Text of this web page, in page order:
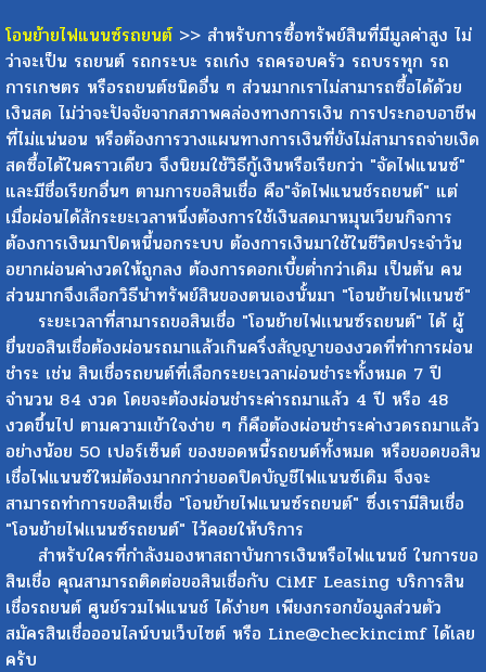
ระนอง
โอนย้ายไฟแนนซ์รถยนต์>> สำหรับการซื้อทรัพย์สินที่มีมูลค่าสูง ไม่
ว่าจะเป็น รถยนต์ รถกระบะ รถเก๋ง รถครอบครัว รถบรรทุก รถ
การเกษตร หรือรถยนต์ชนิดอื่น ๆ ส่วนมากเราไม่สามารถซื้อได้ด้วย
เงินสด ไม่ว่าจะปัจจัยจากสภาพคล่องทางการเงิน การประกอบอาชีพ
ที่ไม่แน่นอน หรือต้องการวางแผนทางการเงินที่ยังไม่สามารถจ่ายเงิด
สดซื้อได้ในคราวเดียว จึงนิยมใช้วิธีกู้เงินหรือเรียกว่า "จัดไฟแนนซ์"
และมีชื่อเรียกอื่นๆ ตามการขอสินเชื่อ คือ"จัดไฟแนนช์รถยนต์" แต่
เมื่อผ่อนได้สักระยะเวลาหนึ่งต้องการใช้เงินสดมาหมุนเวียนกิจการ
ต้องการเงินมาปิดหนี้นอกระบบ ต้องการเงินมาใช้ในชีวิตประจำวัน
อยากผ่อนค่างวดให้ถูกลง ต้องการดอกเบี้ยต่ำกว่าเดิม เป็นต้น คน
ส่วนมากจึงเลือกวิธีนำทรัพย์สินของตนเองนั้นมา "โอนย้ายไฟเเนนซ์"
ระยะเวลาที่สามารถขอสินเชื่อ "โอนย้ายไฟเเนนซ์รถยนต์" ได้ ผู้
ยื่นขอสินเชื่อต้องผ่อนรถมาแล้วเกินครึ่งสัญญาของงวดที่ทำการผ่อน
ชำระ เช่น สินเชื่อรถยนต์ที่เลือกระยะเวลาผ่อนชำระทั้งหมด 7 ปี
จำนวน 84 งวด โดยจะต้องผ่อนชำระค่ารถมาแล้ว 4 ปี หรือ 48
งวดขึ้นไป ตามความเข้าใจง่าย ๆ ก็คือต้องผ่อนชำระค่างวดรถมาแล้ว
อย่างน้อย 50 เปอร์เซ็นต์ ของยอดหนี้รถยนต์ทั้งหมด หรือยอดขอสิน
เชื่อไฟแนนซ์ใหม่ต้องมากกว่ายอดปิดบัญชีไฟแนนซ์เดิม จึงจะ
สามารถทำการขอสินเชื่อ "โอนย้ายไฟแนนซ์รถยนต์" ซึ่งเรามีสินเชื่อ
"โอนย้ายไฟเเนนซ์รถยนต์" ไว้คอยให้บริการ
สำหรับใครที่กำลังมองหาสถาบันการเงินหรือไฟแนนช์ ในการขอ
สินเชื่อ คุณสามารถติดต่อขอสินเชื่อกับ CiMF Leasing บริการสิน
เชื่อรถยนต์ ศูนย์รวมไฟแนนช์ ได้ง่ายๆ เพียงกรอกข้อมูลส่วนตัว
สมัครสินเชื่อออนไลน์บนเว็บไซต์ หรือ Line@checkincimf ได้เลย